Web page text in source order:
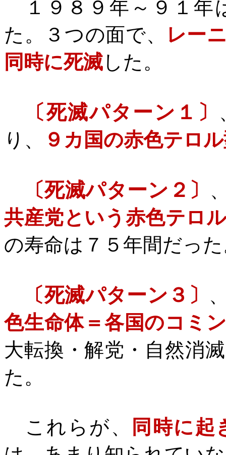
１９８９年～９１年
た。３つの面で、
レー
同時に死滅した。
〔死滅パターン１〕
り、
９カ国の赤色テロ
〔死滅パターン２〕
共産党という赤色テロ
の寿命は７５年間だっ
〔死滅パターン３〕
色生命体＝各国のコミ
大転換・解党・自然消
た。
これらが、
同時に起